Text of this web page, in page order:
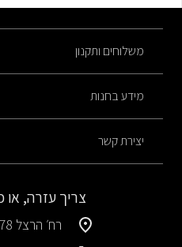
משלוחים ותקנון
מידע בחנות
יצירת קשר
צריך עזרה,
רח׳ הרצל 178, רחובות